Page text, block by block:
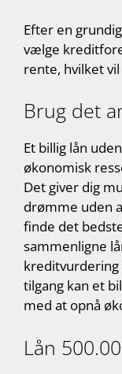
Efter en
vælge
rente, hvilket
Brug det
Et billig lån
økonomisk
Det giver dig
drømme uden
finde det
sammenligne
kreditvurdering
tilgang kan et
med at opnå
Lån